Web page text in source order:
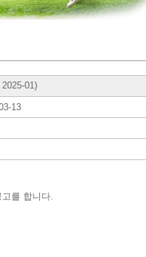
01)
13
를 합니다.